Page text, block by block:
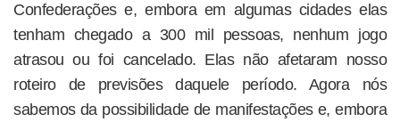
Confederações e, embora em algumas cidades elas
tenham chegado a 300 mil pessoas, nenhum jogo
atrasou ou foi cancelado. Elas não afetaram nosso
roteiro de previsões daquele período. Agora nós
sabemos da possibilidade de manifestações e, embora